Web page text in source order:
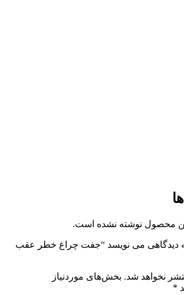
محصول نوشته نشده است.
دیدگاهی می نویسد “جفت چراغ خطر عقب
نخواهد شد. بخش‌های موردنیاز
*